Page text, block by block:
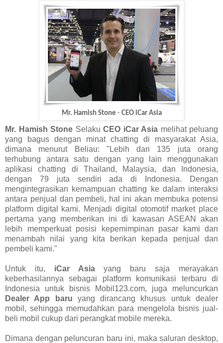
Mr. Hamish Stone - CEO iCar Asia
Mr. Hamish Stone Selaku CEO iCar Asia melihat peluang
yang bagus dengan minat chatting di masyarakat Asia,
dimana menurut Beliau: "Lebih dari 135 juta orang
terhubung antara satu dengan yang lain menggunakan
aplikasi chatting di Thailand, Malaysia, dan Indonesia,
dengan 79 juta sendiri ada di Indonesia. Dengan
mengintegrasikan kemampuan chatting ke dalam interaksi
antara penjual dan pembeli, hal ini akan membuka potensi
platform digital kami. Menjadi digital otomotif market place
pertama yang memberikan ini di kawasan ASEAN akan
lebih memperkuat posisi kepemimpinan pasar kami dan
menambah nilai yang kita berikan kepada penjual dan
pembeli kami."
Untuk itu, iCar Asiayang baru saja merayakan
keberhasilannya sebagai platform komunikasi terbaru di
Indonesia untuk bisnis Mobil123.com, juga meluncurkan
Dealer App baru yang dirancang khusus untuk dealer
mobil, sehingga memudahkan para mengelola bisnis jual-
beli mobil cukup dari perangkat mobile mereka.
Dimana dengan peluncuran baru ini, maka saluran desktop,